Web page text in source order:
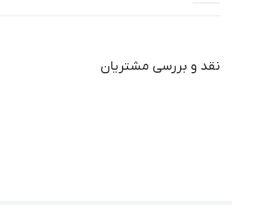
نقد و بررسی مشتریان